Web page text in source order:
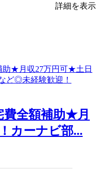
詳細を表示
費全額補助★月
カーナビ部...